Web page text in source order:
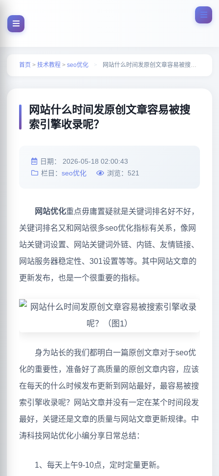
首页 > 技术教程 > seo优化 > 网站什么时间发原创文章容易被搜索引擎收录呢？
网站什么时间发原创文章容易被搜
索引擎收录呢？
日期： 2026-05-18 02:00:43
栏目： seo优化 浏览： 521
网站优化重点毋庸置疑就是关键词排名好不好，
关键词排名又和网站很多seo优化指标有关系，像网
站关键词设置、网站关键词外链、内链、友情链接、
网站服务器稳定性、301设置等等。其中网站文章的
更新发布，也是一个很重要的指标。
身为站长的我们都明白一篇原创文章对于seo优
化的重要性，准备好了高质量的原创文章内容，应该
在每天的什么时候发布更新到网站最好，最容易被搜
索引擎收录呢？网站文章并没有一定在某个时间段发
最好，关键还是文章的质量与网站文章更新规律。中
涛科技网站优化小编分享日常总结：
1、每天上午9-10点，定时定量更新。